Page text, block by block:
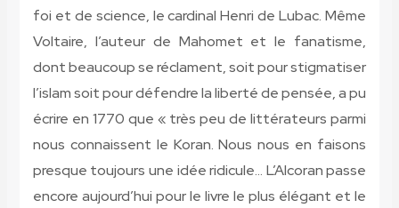
foi et de science, le cardinal Henri de Lubac. Même
Voltaire, l’auteur de Mahomet et le fanatisme,
dont beaucoup se réclament, soit pour stigmatiser
l’islam soit pour défendre la liberté de pensée, a pu
écrire en 1770 que « très peu de littérateurs parmi
nous connaissent le Koran. Nous nous en faisons
presque toujours une idée ridicule… L’Alcoran passe
encore aujourd’hui pour le livre le plus élégant et le